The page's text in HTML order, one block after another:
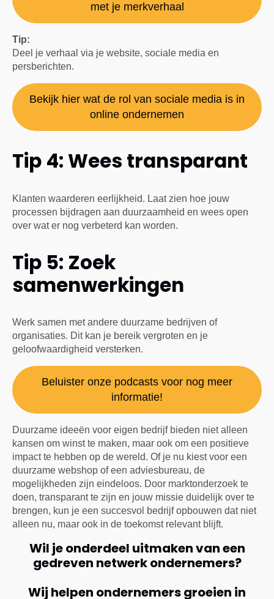
met je merkverhaal
Tip:
Deel je verhaal via je website, sociale media en
persberichten.
Bekijk hier wat de rol van sociale media is in
online ondernemen
Tip 4: Wees transparant
Klanten waarderen eerlijkheid. Laat zien hoe jouw
processen bijdragen aan duurzaamheid en wees open
over wat er nog verbeterd kan worden.
Tip 5: Zoek
samenwerkingen
Werk samen met andere duurzame bedrijven of
organisaties. Dit kan je bereik vergroten en je
geloofwaardigheid versterken.
Beluister onze podcasts voor nog meer
informatie!
Duurzame ideeën voor eigen bedrijf bieden niet alleen
kansen om winst te maken, maar ook om een positieve
impact te hebben op de wereld. Of je nu kiest voor een
duurzame webshop of een adviesbureau, de
mogelijkheden zijn eindeloos. Door marktonderzoek te
doen, transparant te zijn en jouw missie duidelijk over te
brengen, kun je een succesvol bedrijf opbouwen dat niet
alleen nu, maar ook in de toekomst relevant blijft.
Wil je onderdeel uitmaken van een
gedreven netwerk ondernemers?
Wij helpen ondernemers groeien in